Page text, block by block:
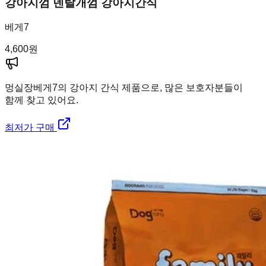
베게7
4,600원
멍실장베게7의 강아지 간식 제품으로, 많은 보호자분들이
함께 찾고 있어요.
최저가 구매